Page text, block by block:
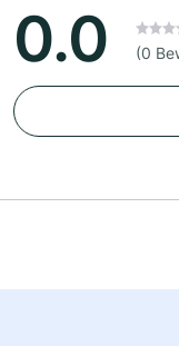
0.0 (0